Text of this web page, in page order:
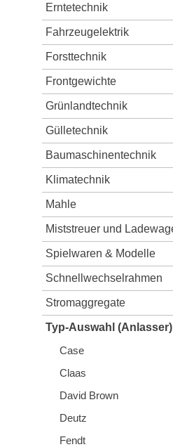
Erntetechnik
Fahrzeugelektrik
Forsttechnik
Frontgewichte
Grünlandtechnik
Gülletechnik
Baumaschinentechnik
Klimatechnik
Mahle
Miststreuer und
Spielwaren & Modelle
Schnellwechselrahmen
Stromaggregate
Typ-Auswahl (Anlasser)
Case
Claas
David Brown
Deutz
Fendt